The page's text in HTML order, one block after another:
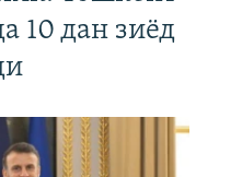
10 дан зиёд